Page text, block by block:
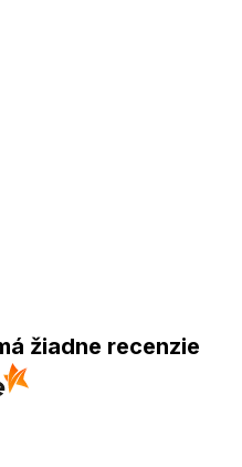
žiadne recenzie